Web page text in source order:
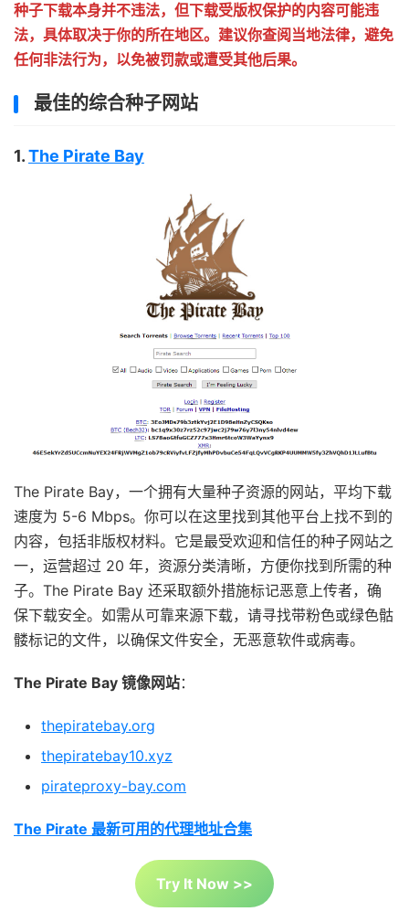
种子下载本身并不违法，但下载受版权保护的内容可能违
法，具体取决于你的所在地区。建议你查阅当地法律，避免
任何非法行为，以免被罚款或遭受其他后果。
最佳的综合种子网站
1.The Pirate Bay
The Pirate Bay，一个拥有大量种子资源的网站，平均下载
速度为 5-6 Mbps。你可以在这里找到其他平台上找不到的
内容，包括非版权材料。它是最受欢迎和信任的种子网站之
一，运营超过 20 年，资源分类清晰，方便你找到所需的种
子。The Pirate Bay 还采取额外措施标记恶意上传者，确
保下载安全。如需从可靠来源下载，请寻找带粉色或绿色骷
髅标记的文件，以确保文件安全，无恶意软件或病毒。
The Pirate Bay 镜像网站：
thepiratebay.org
thepiratebay10.xyz
pirateproxy-bay.com
The Pirate 最新可用的代理地址合集
Try It Now >>